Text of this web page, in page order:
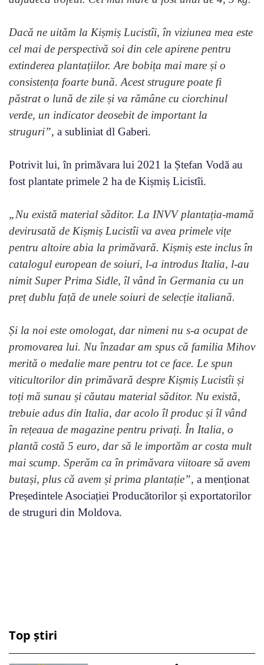
Dacă ne uităm la Kișmiș Lucistîi, în viziunea mea este
cel mai de perspectivă soi din cele apirene pentru
extinderea plantațiilor. Are bobița mai mare și o
consistența foarte bună. Acest strugure poate fi
păstrat o lună de zile și va rămâne cu ciorchinul
verde, un indicator deosebit de important la
struguri”, a subliniat dl Gaberi.
Potrivit lui, în primăvara lui 2021 la Ștefan Vodă au
fost plantate primele 2 ha de Kișmiș Licistîi.
„Nu există material săditor. La INVV plantația-mamă
devirusată de Kișmiș Lucistîi va avea primele vițe
pentru altoire abia la primăvară. Kișmiș este inclus în
catalogul european de soiuri, l-a introdus Italia, l-au
nimit Super Prima Sidle, îl vând în Germania cu un
preț dublu față de unele soiuri de selecție italiană.
Și la noi este omologat, dar nimeni nu s-a ocupat de
promovarea lui. Nu înzadar am spus că familia Mihov
merită o medalie mare pentru tot ce face. Le spun
viticultorilor din primăvară despre Kișmiș Lucistîi și
toți mă sunau și căutau material săditor. Nu există,
trebuie adus din Italia, dar acolo îl produc și îl vând
în rețeaua de magazine pentru privați. În Italia, o
plantă costă 5 euro, dar să le importăm ar costa mult
mai scump. Sperăm ca în primăvara viitoare să avem
butași, plus că avem și prima plantație”, a menționat
Președintele Asociației Producătorilor și exportatorilor
de struguri din Moldova.
Top știri